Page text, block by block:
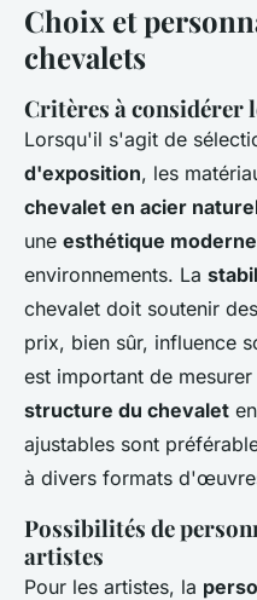
Choix et
chevalets
Critères à considérer
Lorsqu'il s'agit de
d'exposition, les
chevalet en acier
une esthétique moderne
environnements. La
chevalet doit soutenir
prix, bien sûr, influence
est important de mesurer
structure du chevalet
ajustables sont
à divers formats
Possibilités de
artistes
Pour les artistes, la